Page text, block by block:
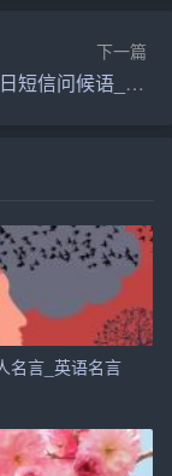
“嗯……我想
圆滚滚的，多
活中的小确
叶都似乎在随
了一个看似毫无
。“因为月亮
的名字。’”这
下一篇
中秋节节日短信问候语_问候短信
名言_英语名言